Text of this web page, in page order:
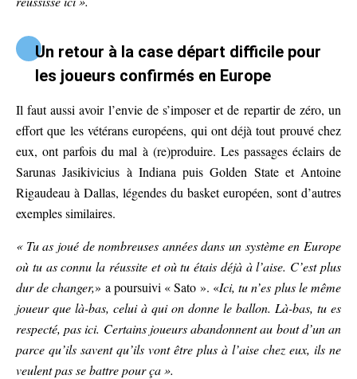
Un retour à la case départ difficile pour
les joueurs confirmés en Europe
Il faut aussi avoir l’envie de s’imposer et de repartir de zéro, un
effort que les vétérans européens, qui ont déjà tout prouvé chez
eux, ont parfois du mal à (re)produire. Les passages éclairs de
Sarunas Jasikivicius à Indiana puis Golden State et Antoine
Rigaudeau à Dallas, légendes du basket européen, sont d’autres
exemples similaires.
« Tu as joué de nombreuses années dans un système en Europe
où tu as connu la réussite et où tu étais déjà à l’aise. C’est plus
dur de changer,» a poursuivi « Sato ». «Ici, tu n’es plus le même
joueur que là-bas, celui à qui on donne le ballon. Là-bas, tu es
respecté, pas ici. Certains joueurs abandonnent au bout d’un an
parce qu’ils savent qu’ils vont être plus à l’aise chez eux, ils ne
veulent pas se battre pour ça ».